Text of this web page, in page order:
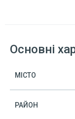
Основні
МІСТО
РАЙОН